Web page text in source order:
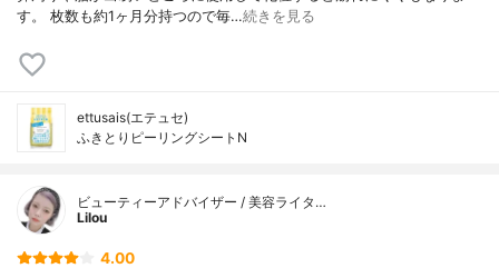
す。 枚数も約1ヶ月分持つので毎…続きを見る
ettusais(エテュセ)
ふきとりピーリングシートN
ビューティーアドバイザー / 美容ライタ…
Lilou
4.00